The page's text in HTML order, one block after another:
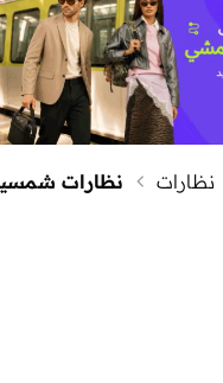
نظارات نظارات